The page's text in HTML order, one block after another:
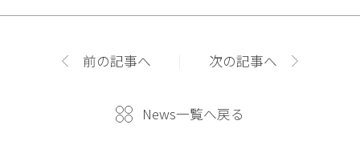
前の記事へ
News一覧へ戻る
次の記事へ